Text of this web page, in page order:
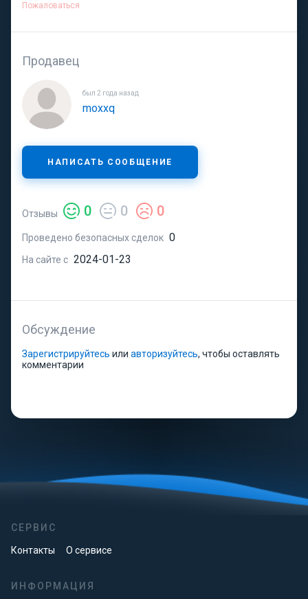
Пожаловаться
Продавец
был 2 года назад
moxxq
НАПИСАТЬ СООБЩЕНИЕ
Отзывы 0 0 0
Проведено безопасных сделок 0
На сайте с 2024-01-23
Обсуждение
Зарегистрируйтесь или авторизуйтесь, чтобы оставлять
комментарии
СЕРВИС
Контакты О сервисе
ИНФОРМАЦИЯ